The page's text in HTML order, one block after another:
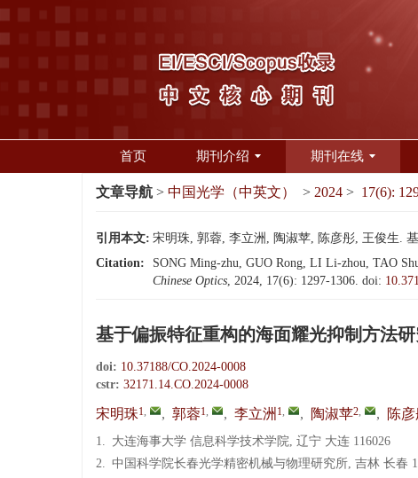
首页 期刊介绍 期刊在线
文章导航 > 中国光学（中英文） > 2024 > 17(6):
引用本文: 宋明珠, 郭蓉, 李立洲, 陶淑苹, 陈彦彤, 王俊生.
Citation:
SONG Ming-zhu, GUO Rong, LI Li-zhou, TAO
Chinese Optics, 2024, 17(6): 1297-1306. doi:
基于偏振特征重构的海面耀光抑制方法
doi: 10.37188/CO.2024-0008
cstr: 32171.14.CO.2024-0008
宋明珠1, , 郭蓉1, , 李立洲 1, , 陶淑苹2, , 陈
1. 大连海事大学 信息科学技术学院, 辽宁 大连 116026
2. 中国科学院长春光学精密机械与物理研究所, 吉林 长春